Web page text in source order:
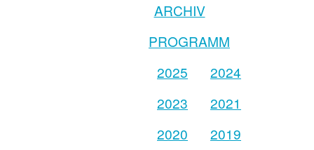
ARCHIV
PROGRAMM
2025
2024
2023
2021
2020
2019